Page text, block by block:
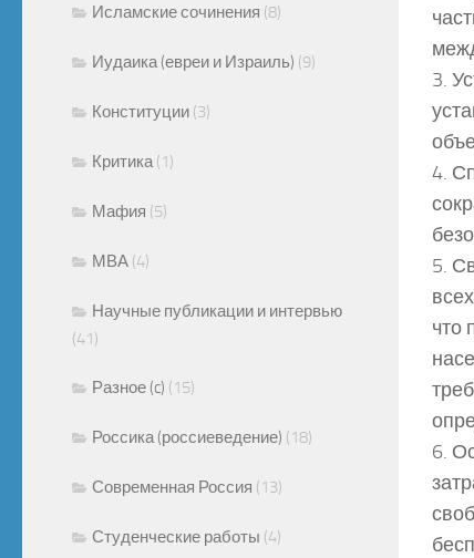
3.
4.
5.
что
6.
Исламские сочинения (8)
Иудаика (евреи и Израиль) (9)
Конституции (3)
Критика (1)
Мафия (5)
МВА (4)
Научные публикации и интервью
(41)
Разное (c) (15)
Россика (россиеведение) (18)
Современная Россия (13)
Студенческие работы (4)